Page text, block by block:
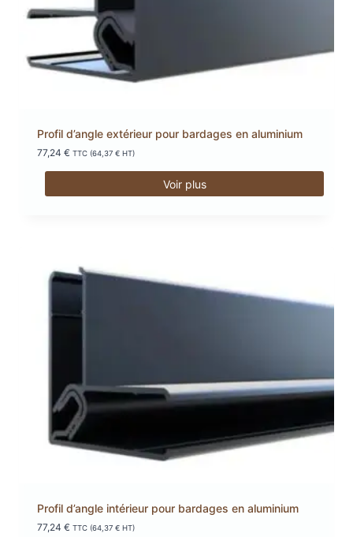
Profil d’angle extérieur pour bardages en aluminium
77,24 € TTC (64,37 € HT)
Voir plus
Profil d’angle intérieur pour bardages en aluminium
77,24 € TTC (64,37 € HT)